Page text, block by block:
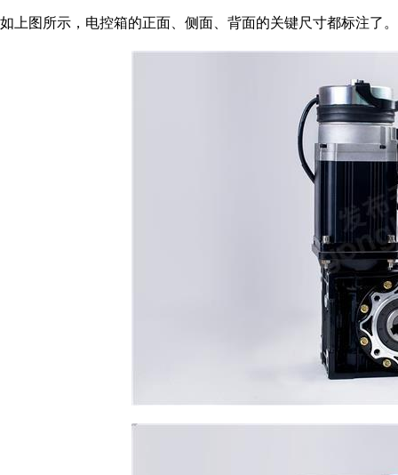
如上图所示，电控箱的正面、侧面、背面的关键尺寸都标注了